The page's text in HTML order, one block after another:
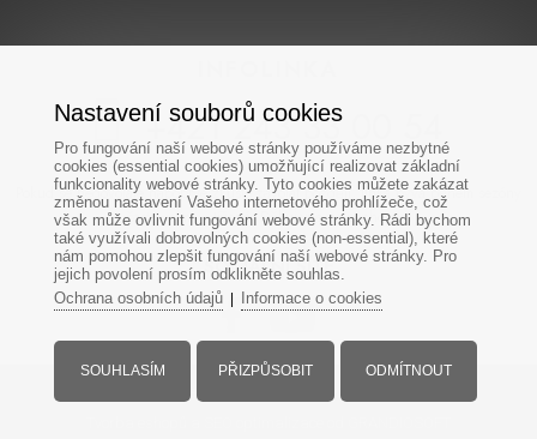
+421 243 33 00 54
Pokud se nedovoláte napoprvé zkuste zavolat později, linka bývá během sezóny
často velmi vytížená. Děkujeme za pochopení
SOCIÁLNÍ SÍTĚ
Nastavení souborů cookies
Pro fungování naší webové stránky používáme nezbytné
cookies (essential cookies) umožňující realizovat základní
funkcionality webové stránky. Tyto cookies můžete zakázat
změnou nastavení Vašeho internetového prohlížeče, což
však může ovlivnit fungování webové stránky. Rádi bychom
také využívali dobrovolných cookies (non-essential), které
nám pomohou zlepšit fungování naší webové stránky. Pro
jejich povolení prosím odklikněte souhlas.
Ochrana osobních údajů| Informace o cookies
SOUHLASÍM PŘIZPŮSOBIT ODMÍTNOUT